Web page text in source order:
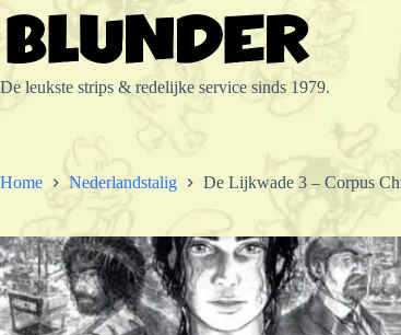
Ga
naar
inhoud
De leukste strips & redelijke service sinds 1979.
Home Nederlandstalig De Lijkwade 3 – Corpus